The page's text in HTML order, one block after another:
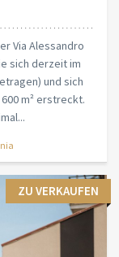
Via Alessandro
sich derzeit im
und sich
m² erstreckt.
ZU VERKAUFEN